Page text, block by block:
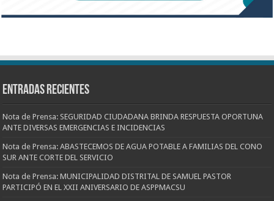
Entradas recientes
Nota de Prensa: SEGURIDAD CIUDADANA BRINDA RESPUESTA OPORTUNA
ANTE DIVERSAS EMERGENCIAS E INCIDENCIAS
Nota de Prensa: ABASTECEMOS DE AGUA POTABLE A FAMILIAS DEL CONO
SUR ANTE CORTE DEL SERVICIO
Nota de Prensa: MUNICIPALIDAD DISTRITAL DE SAMUEL PASTOR
PARTICIPÓ EN EL XXII ANIVERSARIO DE ASPPMACSU